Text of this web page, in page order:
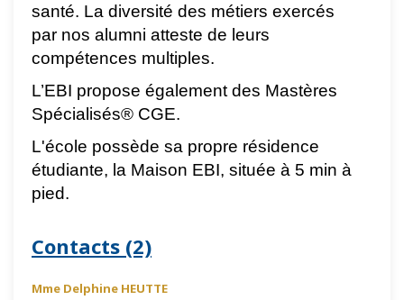
santé. La diversité des métiers exercés
par nos alumni atteste de leurs
compétences multiples.
L’EBI propose également des Mastères
Spécialisés® CGE.
L'école possède sa propre résidence
étudiante, la Maison EBI, située à 5 min à
pied.
Contacts (2)
Mme Delphine HEUTTE